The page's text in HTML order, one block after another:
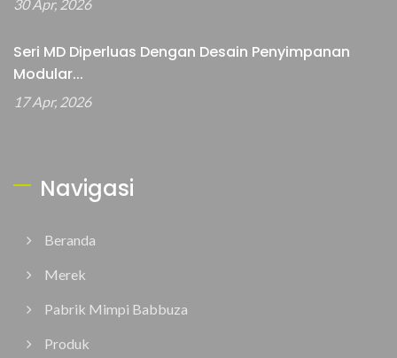
30 Apr, 2026
Seri MD Diperluas Dengan Desain Penyimpanan
Modular...
17 Apr, 2026
Navigasi
Beranda
Merek
Pabrik Mimpi Babbuza
Produk